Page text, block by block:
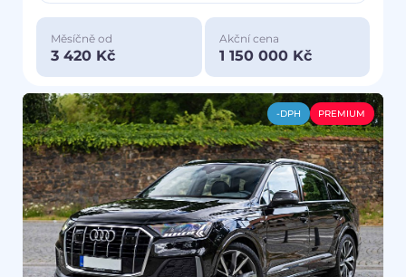
Měsíčně od
3 420 Kč
Akční cena
1 150 000 Kč
-DPH PREMIUM